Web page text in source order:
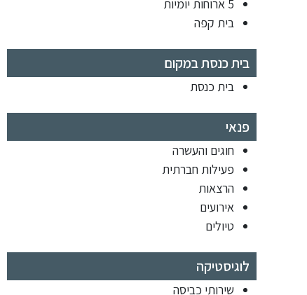
5 ארוחות יומיות
בית קפה
בית כנסת במקום
בית כנסת
פנאי
חוגים והעשרה
פעילות חברתית
הרצאות
אירועים
טיולים
לוגיסטיקה
שירותי כביסה